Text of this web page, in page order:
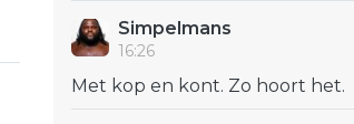
Simpelmans
16:26
Met kop en kont. Zo hoort het.